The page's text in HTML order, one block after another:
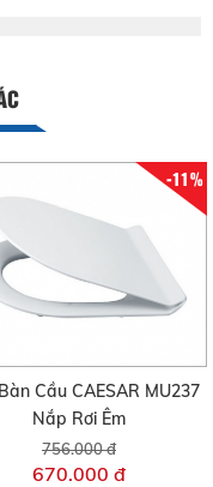
-11%
Cầu CAESAR MU237
Nắp Rơi Êm
756.000 đ
670.000 đ